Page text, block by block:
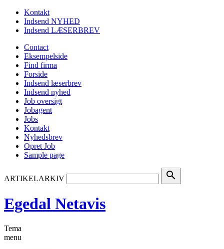
Kontakt
Indsend NYHED
Indsend LÆSERBREV
Contact
Eksempelside
Find firma
Forside
Indsend læserbrev
Indsend nyhed
Job oversigt
Jobagent
Jobs
Kontakt
Nyhedsbrev
Opret Job
Sample page
ARTIKELARKIV search
Egedal Netavis
Tema
menu